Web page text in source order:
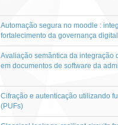
Automação segura no moodle :
fortalecimento da governança digital
Avaliação semântica da integração
em documentos de software da
Cifração e autenticação utilizando
(PUFs)